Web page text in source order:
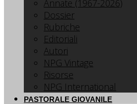
Annate (1967-2026)
Dossier
Rubriche
Editoriali
Autori
NPG Vintage
Risorse
NPG International
PASTORALE GIOVANILE